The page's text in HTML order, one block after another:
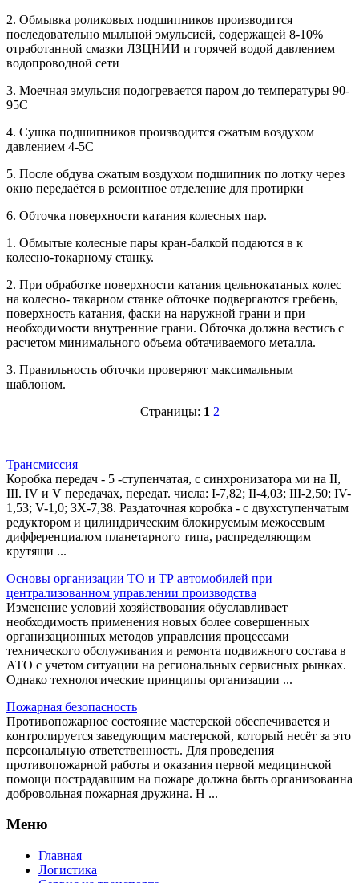
2. Обмывка роликовых подшипников производится
последовательно мыльной эмульсией, содержащей 8-10%
отработанной смазки ЛЗЦНИИ и горячей водой давлением
водопроводной сети
3. Моечная эмульсия подогревается паром до температуры 90-
95С
4. Сушка подшипников производится сжатым воздухом
давлением 4-5С
5. После обдува сжатым воздухом подшипник по лотку через
окно передаётся в ремонтное отделение для протирки
6. Обточка поверхности катания колесных пар.
1. Обмытые колесные пары кран-балкой подаются в к
колесно-токарному станку.
2. При обработке поверхности катания цельнокатаных колес
на колесно- такарном станке обточке подвергаются гребень,
поверхность катания, фаски на наружной грани и при
необходимости внутренние грани. Обточка должна вестись с
расчетом минимального объема обтачиваемого металла.
3. Правильность обточки проверяют максимальным
шаблоном.
Страницы: 1 2
Трансмиссия
Коробка передач - 5 -ступенчатая, с синхронизатора ми на II,
III. IV и V передачах, передат. числа: I-7,82; II-4,03; III-2,50; IV-
1,53; V-1,0; ЗХ-7,38. Раздаточная коробка - с двухступенчатым
редуктором и цилиндрическим блокируемым межосевым
дифференциалом планетарного типа, распределяющим
крутящи ...
Основы организации ТО и ТР автомобилей при
централизованном управлении производства
Изменение условий хозяйствования обуславливает
необходимость применения новых более совершенных
организационных методов управления процессами
технического обслуживания и ремонта подвижного состава в
АТО с учетом ситуации на региональных сервисных рынках.
Однако технологические принципы организации ...
Пожарная безопасность
Противопожарное состояние мастерской обеспечивается и
контролируется заведующим мастерской, который несёт за это
персональную ответственность. Для проведения
противопожарной работы и оказания первой медицинской
помощи пострадавшим на пожаре должна быть организованна
добровольная пожарная дружина. Н ...
Меню
Главная
Логистика